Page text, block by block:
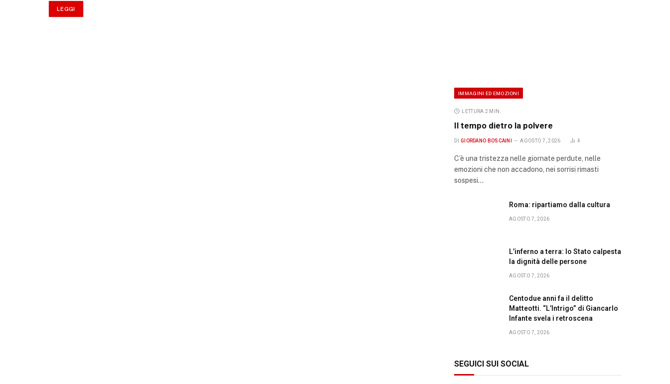
LEGGI
IMMAGINI ED EMOZIONI
LETTURA 2 MIN.
Il tempo dietro la polvere
DI GIORDANO BOSCAINI AGOSTO 7, 2026 4
C’è una tristezza nelle giornate perdute, nelle
emozioni che non accadono, nei sorrisi rimasti
sospesi…
Roma: ripartiamo dalla cultura
AGOSTO 7, 2026
L’inferno a terra: lo Stato calpesta
la dignità delle persone
AGOSTO 7, 2026
Centodue anni fa il delitto
Matteotti. “L’Intrigo” di Giancarlo
Infante svela i retroscena
AGOSTO 7, 2026
SEGUICI SUI SOCIAL